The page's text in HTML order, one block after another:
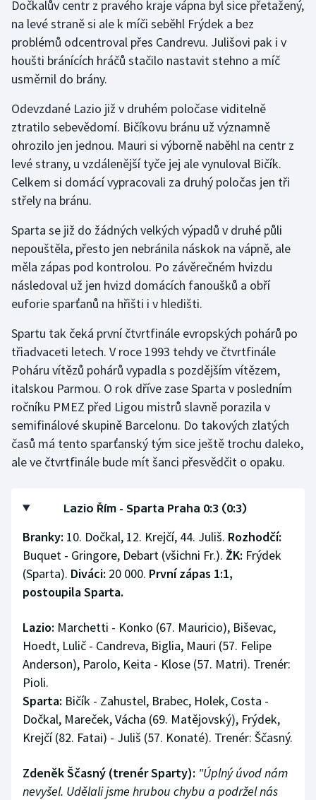
Dočkalův centr z pravého kraje vápna byl sice přetažený,
na levé straně si ale k míči seběhl Frýdek a bez
problémů odcentroval přes Candrevu. Julišovi pak i v
houšti bránících hráčů stačilo nastavit stehno a míč
usměrnil do brány.
Odevzdané Lazio již v druhém poločase viditelně
ztratilo sebevědomí. Bičíkovu bránu už významně
ohrozilo jen jednou. Mauri si výborně naběhl na centr z
levé strany, u vzdálenější tyče jej ale vynuloval Bičík.
Celkem si domácí vypracovali za druhý poločas jen tři
střely na bránu.
Sparta se již do žádných velkých výpadů v druhé půli
nepouštěla, přesto jen nebránila náskok na vápně, ale
měla zápas pod kontrolou. Po závěrečném hvizdu
následoval už jen hvizd domácích fanoušků a obří
euforie sparťanů na hřišti i v hledišti.
Spartu tak čeká první čtvrtfinále evropských pohárů po
třiadvaceti letech. V roce 1993 tehdy ve čtvrtfinále
Poháru vítězů pohárů vypadla s pozdějším vítězem,
italskou Parmou. O rok dříve zase Sparta v posledním
ročníku PMEZ před Ligou mistrů slavně porazila v
semifinálové skupině Barcelonu. Do takových zlatých
časů má tento sparťanský tým sice ještě trochu daleko,
ale ve čtvrtfinále bude mít šanci přesvědčit o opaku.
Lazio Řím - Sparta Praha 0:3 (0:3)
Branky: 10. Dočkal, 12. Krejčí, 44. Juliš. Rozhodčí:
Buquet - Gringore, Debart (všichni Fr.). ŽK: Frýdek
(Sparta). Diváci: 20 000. První zápas 1:1,
postoupila Sparta.
Lazio: Marchetti - Konko (67. Mauricio), Biševac,
Hoedt, Lulič - Candreva, Biglia, Mauri (57. Felipe
Anderson), Parolo, Keita - Klose (57. Matri). Trenér:
Pioli.
Sparta: Bičík - Zahustel, Brabec, Holek, Costa -
Dočkal, Mareček, Vácha (69. Matějovský), Frýdek,
Krejčí (82. Fatai) - Juliš (57. Konaté). Trenér: Ščasný.
Zdeněk Ščasný (trenér Sparty): "Úplný úvod nám
nevyšel. Udělali jsme hrubou chybu a podržel nás